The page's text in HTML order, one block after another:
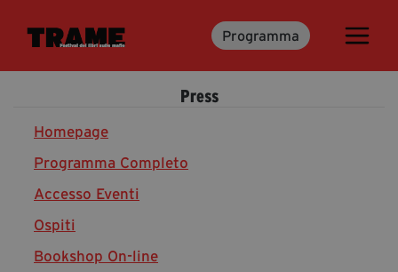
Programma
Trame.15
Libri
Media & Press
News & Kit
Accrediti Stampa
Press
Homepage
Programma Completo
Accesso Eventi
Ospiti
Bookshop On-line